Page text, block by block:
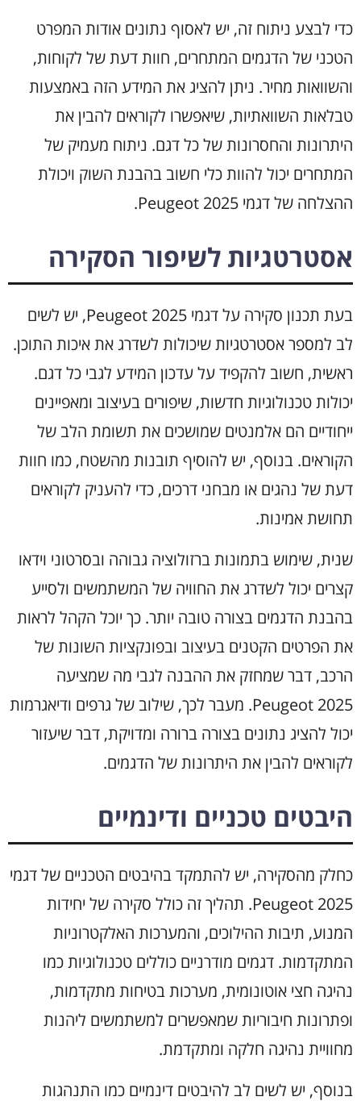
כדי לבצע ניתוח זה, יש לאסוף נתונים אודות המפרט
הטכני של הדגמים המתחרים, חוות דעת של לקוחות,
והשוואות מחיר. ניתן להציג את המידע הזה באמצעות
טבלאות השוואתיות, שיאפשרו לקוראים להבין את
היתרונות והחסרונות של כל דגם. ניתוח מעמיק של
המתחרים יכול להוות כלי חשוב בהבנת השוק ויכולת
ההצלחה של דגמי Peugeot 2025.
אסטרטגיות לשיפור הסקירה
בעת תכנון סקירה על דגמי Peugeot 2025, יש לשים
לב למספר אסטרטגיות שיכולות לשדרג את איכות התוכן.
ראשית, חשוב להקפיד על עדכון המידע לגבי כל דגם.
יכולות טכנולוגיות חדשות, שיפורים בעיצוב ומאפיינים
ייחודיים הם אלמנטים שמושכים את תשומת הלב של
הקוראים. בנוסף, יש להוסיף תובנות מהשטח, כמו חוות
דעת של נהגים או מבחני דרכים, כדי להעניק לקוראים
תחושת אמינות.
שנית, שימוש בתמונות ברזולוציה גבוהה ובסרטוני וידאו
קצרים יכול לשדרג את החוויה של המשתמשים ולסייע
בהבנת הדגמים בצורה טובה יותר. כך יוכל הקהל לראות
את הפרטים הקטנים בעיצוב ובפונקציות השונות של
הרכב, דבר שמחזק את ההבנה לגבי מה שמציעה
Peugeot 2025. מעבר לכך, שילוב של גרפים ודיאגרמות
יכול להציג נתונים בצורה ברורה ומדויקת, דבר שיעזור
לקוראים להבין את היתרונות של הדגמים.
היבטים טכניים ודינמיים
כחלק מהסקירה, יש להתמקד בהיבטים הטכניים של דגמי
Peugeot 2025. תהליך זה כולל סקירה של יחידות
המנוע, תיבות ההילוכים, והמערכות האלקטרוניות
המתקדמות. דגמים מודרניים כוללים טכנולוגיות כמו
נהיגה חצי אוטונומית, מערכות בטיחות מתקדמות,
ופתרונות חיבוריות שמאפשרים למשתמשים ליהנות
מחוויית נהיגה חלקה ומתקדמת.
בנוסף, יש לשים לב להיבטים דינמיים כמו התנהגות